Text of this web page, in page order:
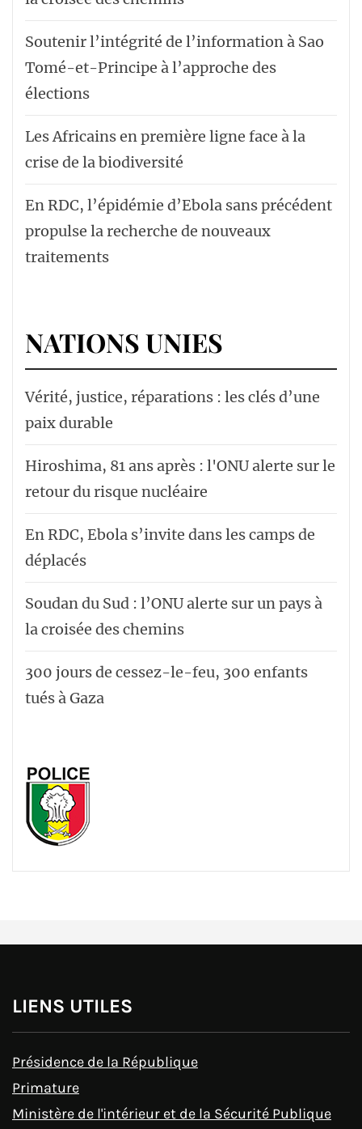
Soutenir l’intégrité de l’information à Sao
Tomé-et-Principe à l’approche des
élections
Les Africains en première ligne face à la
crise de la biodiversité
En RDC, l’épidémie d’Ebola sans précédent
propulse la recherche de nouveaux
traitements
NATIONS UNIES
Vérité, justice, réparations : les clés d’une
paix durable
Hiroshima, 81 ans après : l'ONU alerte sur le
retour du risque nucléaire
En RDC, Ebola s’invite dans les camps de
déplacés
Soudan du Sud : l’ONU alerte sur un pays à
la croisée des chemins
300 jours de cessez-le-feu, 300 enfants
tués à Gaza
LIENS UTILES
Présidence de la République
Primature
Ministère de l'intérieur et de la Sécurité Publique